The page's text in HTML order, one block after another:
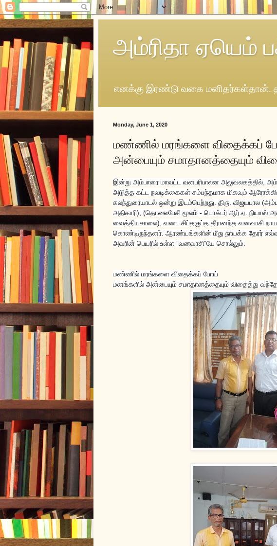
அம்ரிதா ஏயெம்
எனக்கு இரண்டு வகை மனிதர்கள்தான்.
Monday, June 1, 2020
மண்ணில் மரங்களை விதைக்கப்
அன்பையும் சமாதானத்தையும்
இன்று அம்பாரை மாவட்ட வனபரிபாலன அலுவலகத்தில்,
அடுத்த கட்ட நவடிக்கைகள் சம்பந்தமாக மிகவும்
கலந்துரையாடல் ஒன்று இடம்பெற்றது. திரு. விஜயபால
அதிகாரி), (தொலைபேசி மூலம் - டொக்டர் ஆர்.ஏ. நியாஸ்
வைத்தியசாலை), வண. சிப்தகுப்த தீரானந்த வனவாசி
கொண்டிருந்தனர். ஆரண்யங்களின் மீது நாயக்க தேரர்
அவரின் பெயரில் உள்ள ”வனவாசி”யே சொல்லும்.
மண்ணில் மரங்களை விதைக்கப் போய்
மனங்களில் அன்பையும் சமாதானத்தையும் விதைத்து